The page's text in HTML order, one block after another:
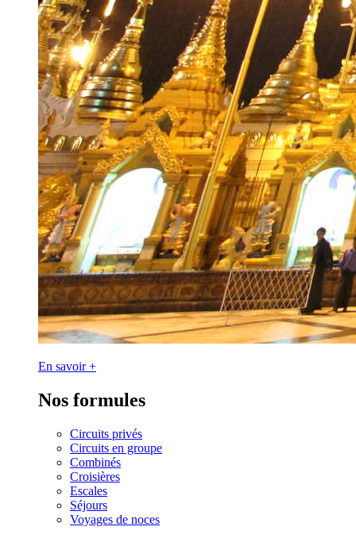
En savoir +
Nos formules
Circuits privés
Circuits en groupe
Combinés
Croisières
Escales
Séjours
Voyages de noces